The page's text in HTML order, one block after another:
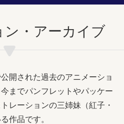
ン・アーカイブ
開された過去のアニメーショ
までパンフレットやパッケー
レーションの三姉妹（紅子・
作品です。